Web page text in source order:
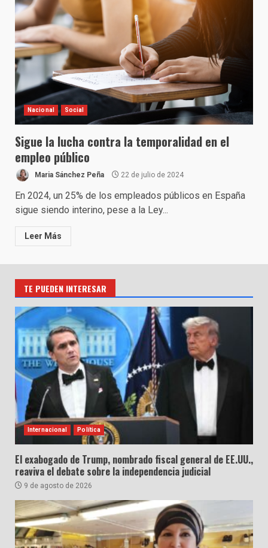
Nacional Social
Sigue la lucha contra la temporalidad en el
empleo público
Maria Sánchez Peña 22 de julio de 2024
En 2024, un 25% de los empleados públicos en España
sigue siendo interino, pese a la Ley...
Leer Más
TE PUEDEN INTERESAR
Internacional Política
El exabogado de Trump, nombrado fiscal general de EE.UU.,
reaviva el debate sobre la independencia judicial
9 de agosto de 2026